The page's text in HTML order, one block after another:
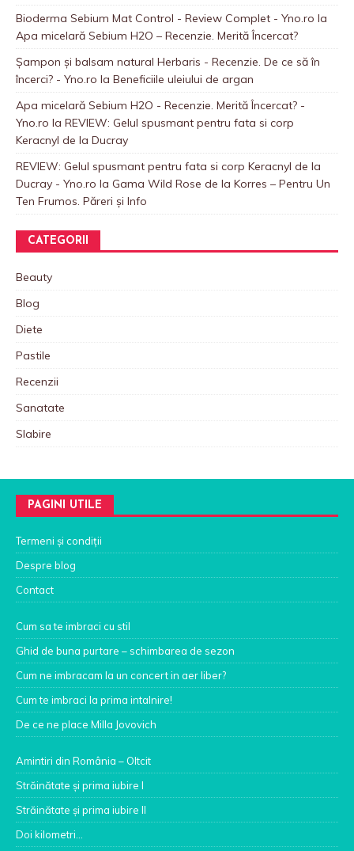
Bioderma Sebium Mat Control - Review Complet - Yno.ro la
Apa micelară Sebium H2O – Recenzie. Merită Încercat?
Șampon și balsam natural Herbaris - Recenzie. De ce să în
încerci? - Yno.ro la Beneficiile uleiului de argan
Apa micelară Sebium H2O - Recenzie. Merită Încercat? -
Yno.ro la REVIEW: Gelul spusmant pentru fata si corp
Keracnyl de la Ducray
REVIEW: Gelul spusmant pentru fata si corp Keracnyl de la
Ducray - Yno.ro la Gama Wild Rose de la Korres – Pentru Un
Ten Frumos. Păreri și Info
CATEGORII
Beauty
Blog
Diete
Pastile
Recenzii
Sanatate
Slabire
PAGINI UTILE
Termeni și condiții
Despre blog
Contact
Cum sa te imbraci cu stil
Ghid de buna purtare – schimbarea de sezon
Cum ne imbracam la un concert in aer liber?
Cum te imbraci la prima intalnire!
De ce ne place Milla Jovovich
Amintiri din România – Oltcit
Străinătate şi prima iubire I
Străinătate şi prima iubire II
Doi kilometri…